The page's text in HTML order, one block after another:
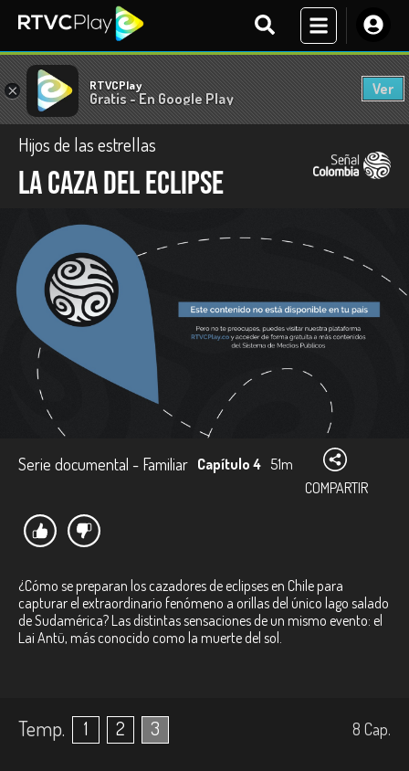
× RTVCPlay
Gratis - En Google Play
Ver
Hijos de las estrellas
La caza del eclipse
Serie documental - Familiar Capítulo 4 51m
COMPARTIR
¿Cómo se preparan los cazadores de eclipses en Chile para
capturar el extraordinario fenómeno a orillas del único lago salado
de Sudamérica? Las distintas sensaciones de un mismo evento: el
Lai Antü, más conocido como la muerte del sol.
Temp. 1 2 3 8 Cap.